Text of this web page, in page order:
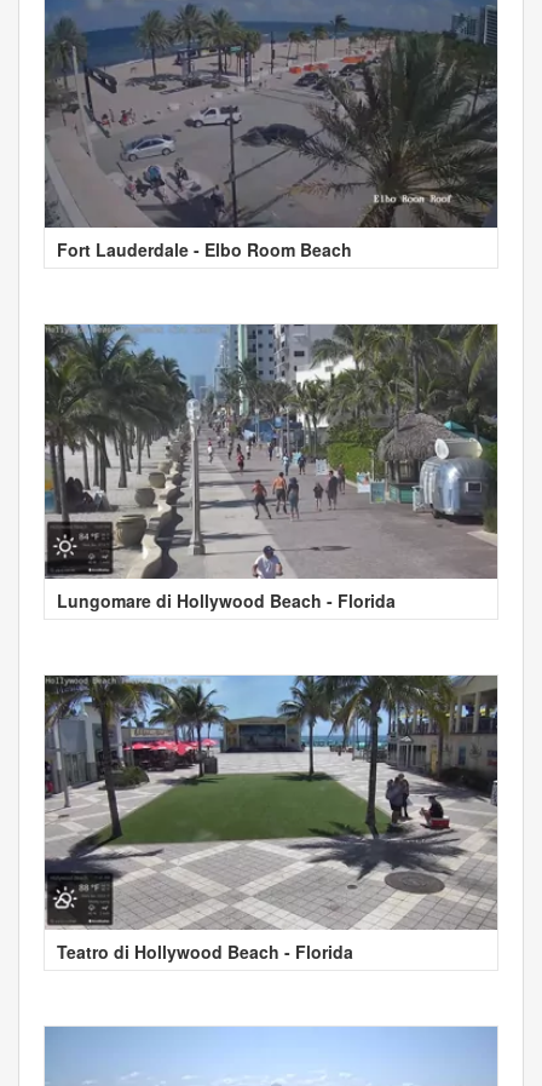
Fort Lauderdale - Elbo Room Beach
Lungomare di Hollywood Beach - Florida
Teatro di Hollywood Beach - Florida